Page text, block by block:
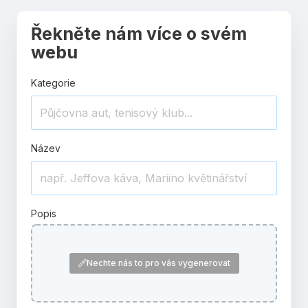
Řekněte nám více o svém
webu
Kategorie
Název
Popis
Nechte nás to pro vás vygenerovat